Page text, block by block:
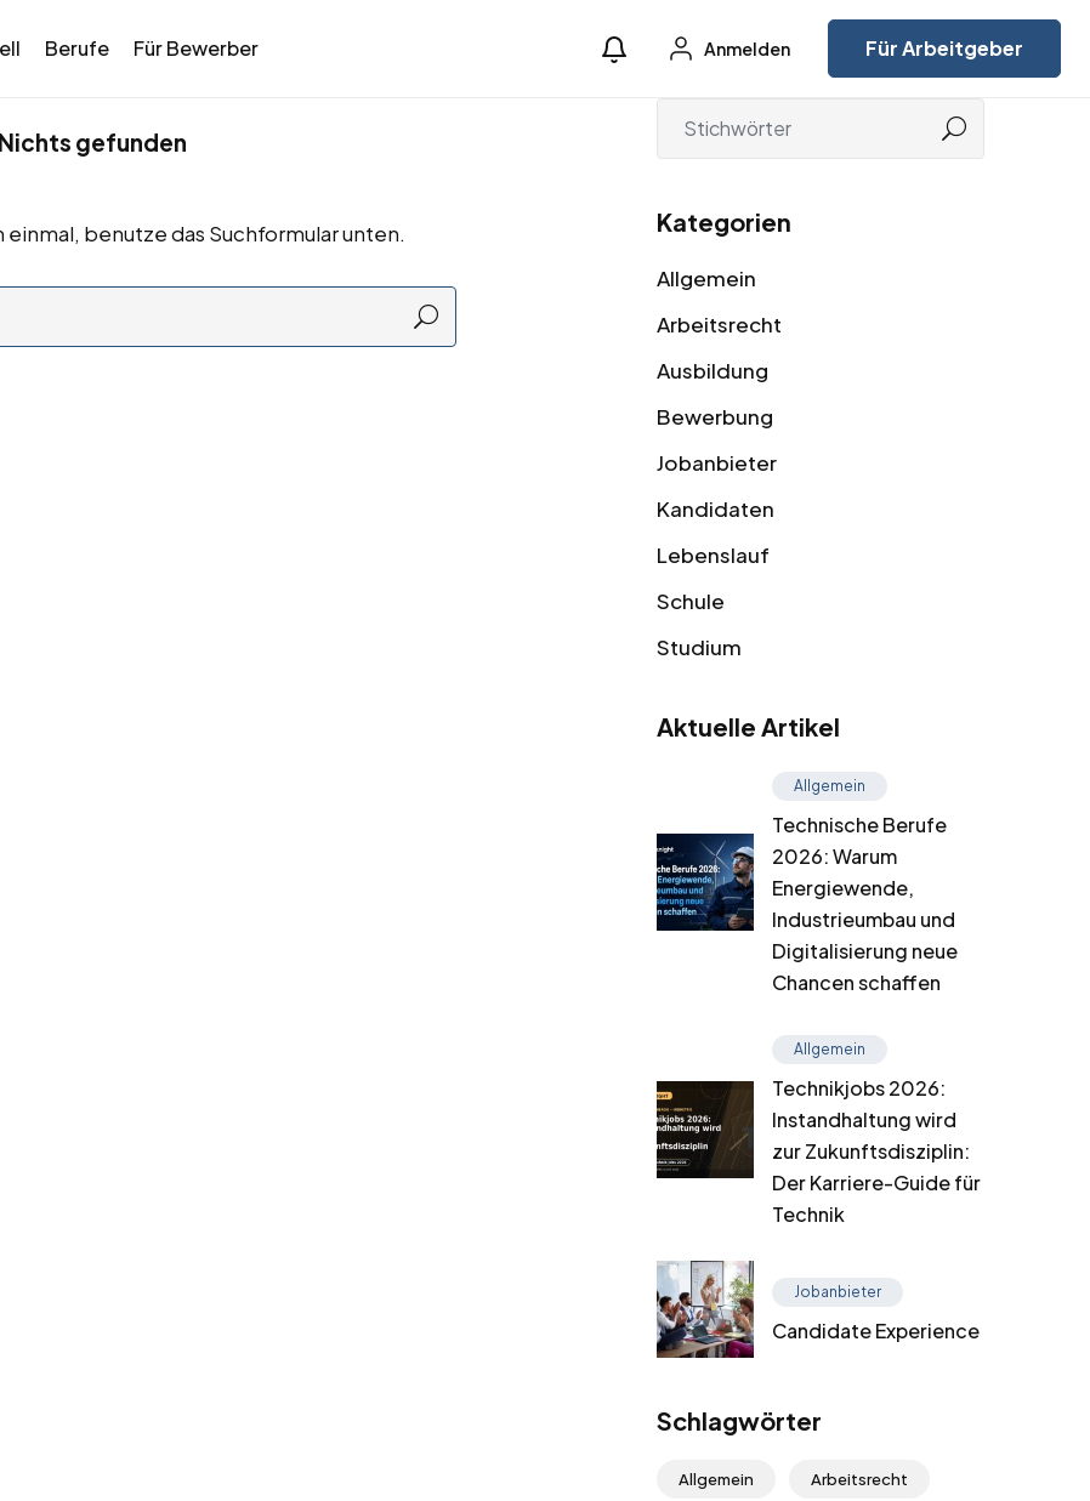
Berufe Für Bewerber Anmelden Für Arbeitgeber
Nichts gefunden
benutze das Suchformular unten. Kategorien
Allgemein
Arbeitsrecht
Ausbildung
Bewerbung
Jobanbieter
Kandidaten
Lebenslauf
Schule
Studium
Aktuelle Artikel
Allgemein
Technische Berufe
2026: Warum
Energiewende,
Industrieumbau und
Digitalisierung neue
Chancen schaffen
Allgemein
Technikjobs 2026:
Instandhaltung wird
zur Zukunftsdisziplin:
Der Karriere-Guide für
Technik
Jobanbieter
Candidate Experience
Schlagwörter
Allgemein Arbeitsrecht